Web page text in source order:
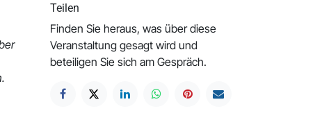
Teilen
Finden Sie heraus, was über diese
Veranstaltung gesagt wird und
beteiligen Sie sich am Gespräch.